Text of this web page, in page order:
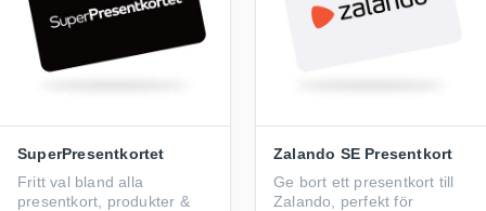
SuperPresentkortet
Fritt val bland alla
presentkort, produkter &
Zalando SE Presentkort
Ge bort ett presentkort till
Zalando, perfekt för